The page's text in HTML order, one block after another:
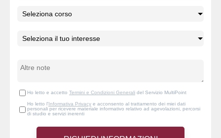
Ho letto e accetto Termini e Condizioni Generali del Servizio MultiPoint
Ho letto l'Informativa Privacy e acconsento al trattamento dei miei dati
personali per ricevere materiale informativo relativo ad agevolazioni, percorsi
di studio e servizi inerenti